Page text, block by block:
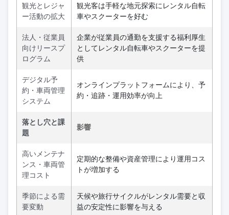
観光とレジャ
ー活動の拡大
観光客は手軽な地元探索にレンタル自転
車やスクーターを好む
法人・従業員
向けリースプ
ログラム
企業が従業員の通勤を支援する福利厚生
としてレンタル自転車やスクーターを提
供
デジタル予
約・車両管理
システム
オンラインプラットフォームにより、予
約・追跡・運用効率が向上
落とし穴と課
題
影響
高いメンテナ
ンス・車両管
理コスト
定期的な整備や資産管理により運用コス
トが増加する
季節による需
要変動
天候や旅行サイクルがレンタル需要と収
益の安定性に影響を与える